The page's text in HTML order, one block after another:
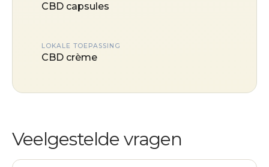
CBD capsules
LOKALE TOEPASSING
CBD crème
Veelgestelde vragen